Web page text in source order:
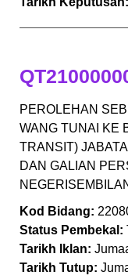
PEROLEHAN
WANG TUNAI KE
TRANSIT)
DAN GALIAN
Kod Bidang:
Status Pembekal:
Tarikh Iklan:
Tarikh Tutup: